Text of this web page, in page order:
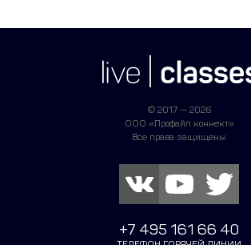
© 2017 — 2026
ООО «Профайл коннект»
Все права защищены
+7 495 161 66 40